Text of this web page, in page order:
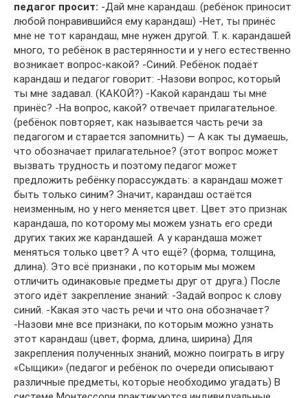
педагог просит: -Дай мне карандаш. (ребёнок приносит
любой понравившийся ему карандаш) -Нет, ты принёс
мне не тот карандаш, мне нужен другой. Т. к. карандашей
много, то ребёнок в растерянности и у него естественно
возникает вопрос-какой? -Синий. Ребёнок подаёт
карандаш и педагог говорит: -Назови вопрос, который
ты мне задавал. (КАКОЙ?) -Какой карандаш ты мне
принёс? -На вопрос, какой? отвечает прилагательное.
(ребёнок повторяет, как называется часть речи за
педагогом и старается запомнить) — А как ты думаешь,
что обозначает прилагательное? (этот вопрос может
вызвать трудность и поэтому педагог может
предложить ребёнку порассуждать: а карандаш может
быть только синим? Значит, карандаш остаётся
неизменным, но у него меняется цвет. Цвет это признак
карандаша, по которому мы можем узнать его среди
других таких же карандашей. А у карандаша может
меняться только цвет? А что ещё? (форма, толщина,
длина). Это всё признаки , по которым мы можем
отличить одинаковые предметы друг от друга.) После
этого идёт закрепление знаний: -Задай вопрос к слову
синий. -Какая это часть речи и что она обозначает?
-Назови мне все признаки, по которым можно узнать
этот карандаш (цвет, форма, длина, ширина) Для
закрепления полученных знаний, можно поиграть в игру
«Сыщики» (педагог и ребёнок по очереди описывают
различные предметы, которые необходимо угадать) В